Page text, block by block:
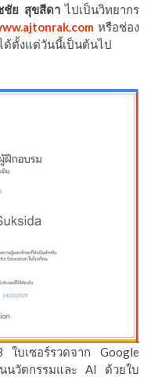
ชัย สุขสีดาไปเป็นวิทยากร
หรือช่อง
ด้ตั้งแต่วันนี้เป็นต้นไป
บเซอร์รวดจาก Google
นวัตกรรมและ AI ด้วยใบ